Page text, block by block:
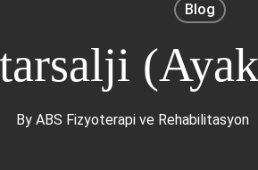
Blog
By ABS Fizyoterapi ve Rehabilitasyon